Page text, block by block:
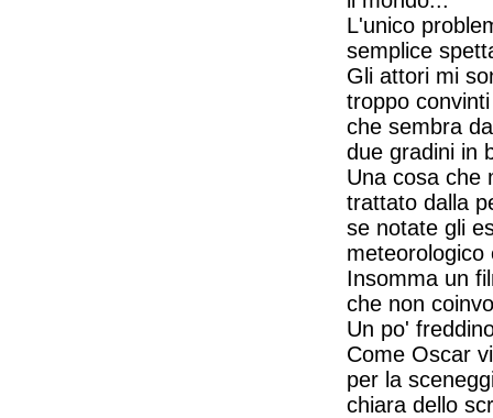
L'unico
semplice
Gli attori mi
troppo
che sembra
due gradini in
Una cosa che
trattato dalla
se notate gli
meteorologico
Insomma un
che non
Un po'
Come Oscar
per la
chiara dello